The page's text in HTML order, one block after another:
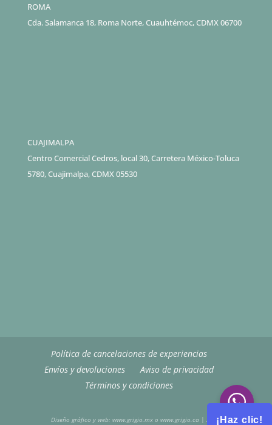
ROMA
Cda. Salamanca 18, Roma Norte, Cuauhtémoc, CDMX 06700
CUAJIMALPA
Centro Comercial Cedros, local 30, Carretera México-Toluca
5780, Cuajimalpa, CDMX 05530
Política de cancelaciones de experiencias
Envíos y devoluciones
Aviso de privacidad
Términos y condiciones
Diseño gráfico y web: www.grigio.mxo www.grigio.ca| 2026¡Haz clic!